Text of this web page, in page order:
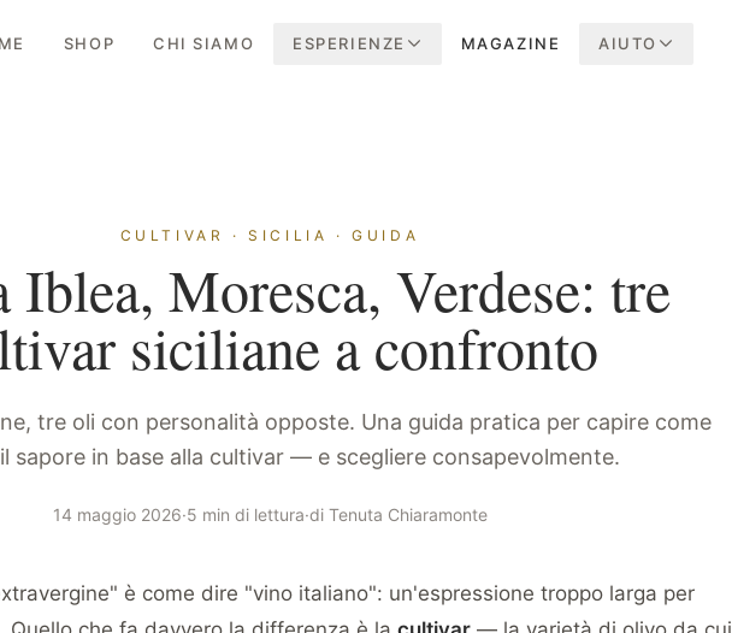
SHOP CHI SIAMO ESPERIENZE MAGAZINE AIUTO
CULTIVAR · SICILIA · GUIDA
Iblea, Moresca, Verdese: tre
siciliane a confronto
tre oli con personalità opposte. Una guida pratica per capire come
sapore in base alla cultivar — e scegliere consapevolmente.
14 maggio 2026·5 min di lettura·di Tenuta Chiaramonte
è come dire "vino italiano": un'espressione troppo larga per